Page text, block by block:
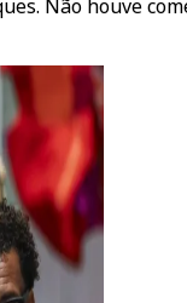
Não houve